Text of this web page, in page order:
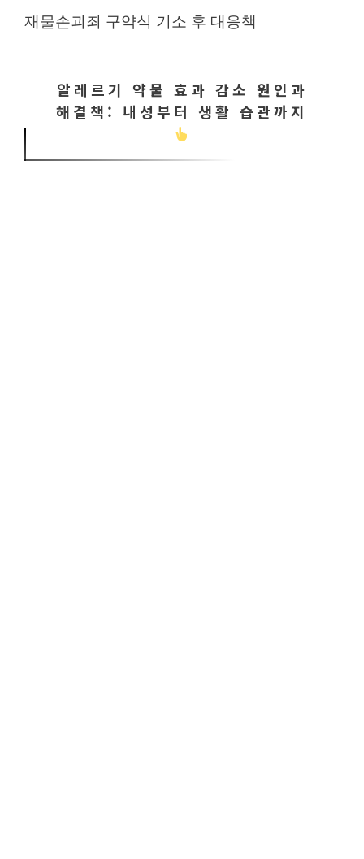
재물손괴죄 구약식 기소 후 대응책
알레르기 약물 효과 감소 원인과
해결책: 내성부터 생활 습관까지